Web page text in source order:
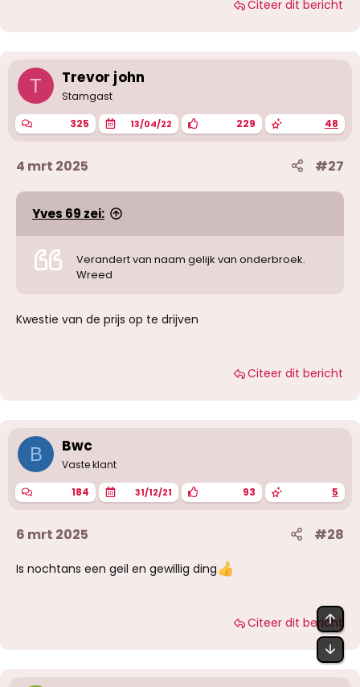
Citeer dit bericht
T Trevor john
Stamgast
325 13/04/22 229 48
4 mrt 2025 #27
Yves 69 zei:
Verandert van naam gelijk van onderbroek.
Wreed
Kwestie van de prijs op te drijven
Citeer dit bericht
B Bwc
Vaste klant
184 31/12/21 93 5
6 mrt 2025 #28
Is nochtans een geil en gewillig ding
Citeer dit bericht